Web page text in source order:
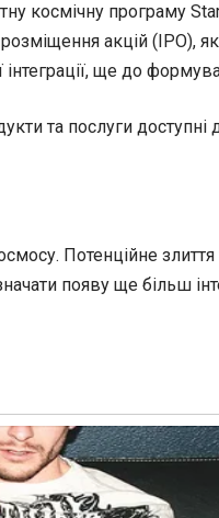
космічну програму
акцій (IPO),
ще до
та послуги
Потенційне
появу ще більш